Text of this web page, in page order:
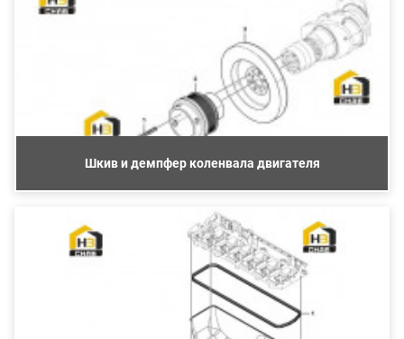
Шкив и демпфер коленвала двигателя